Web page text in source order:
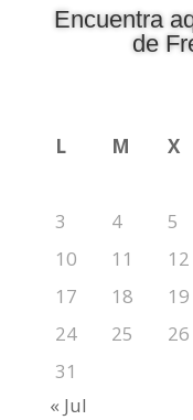
Encuentra
de
L M X
3
4 5
10
11 12
17
18 19
24
25 26
31
« Jul